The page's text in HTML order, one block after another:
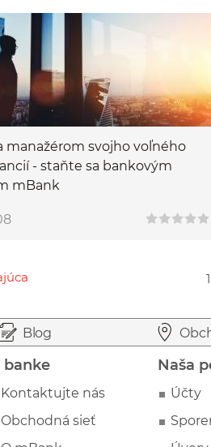
manažérom svojho voľného
- staňte sa bankovým
mBank
1
Blog
banke
Kontaktujte nás
Obchodná sieť
Naša
Účty